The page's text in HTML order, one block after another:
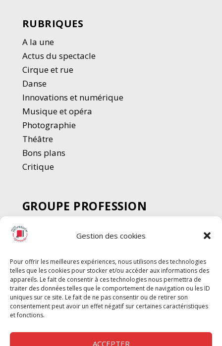
Gestion des cookies
Pour offrir les meilleures expériences, nous utilisons des technologies
telles que les cookies pour stocker et/ou accéder aux informations des
appareils. Le fait de consentir à ces technologies nous permettra de
traiter des données telles que le comportement de navigation ou les ID
uniques sur ce site. Le fait de ne pas consentir ou de retirer son
consentement peut avoir un effet négatif sur certaines caractéristiques
et fonctions.
ACCEPTER
RUBRIQUES
A la une
Actus du spectacle
Cirque et rue
Danse
Innovations et numérique
Musique et opéra
Photographie
Théâtre
Bons plans
Critique
GROUPE PROFESSION
SPECTACLE
Chèque Intermittents
Chèque Compta
Chèque Emploi Spectacle
G-Pods
Profession Audio-visuel